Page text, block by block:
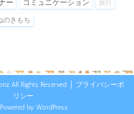
ー コミュニケーション 旅行
のきもち
All Rights Reserved │ プライバシーポ
リシー
by WordPress